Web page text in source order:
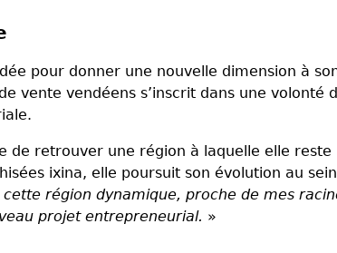
pour donner une nouvelle dimension à
vente vendéens s’inscrit dans une volonté
de retrouver une région à laquelle elle reste
ixina, elle poursuit son évolution au sein
région dynamique, proche de mes
projet entrepreneurial. »